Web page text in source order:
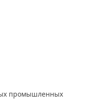
промышленных